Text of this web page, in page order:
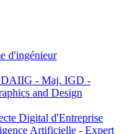
d'ingénieur
- Maj. IGD -
and Design
Digital d'Entreprise
Artificielle - Expert